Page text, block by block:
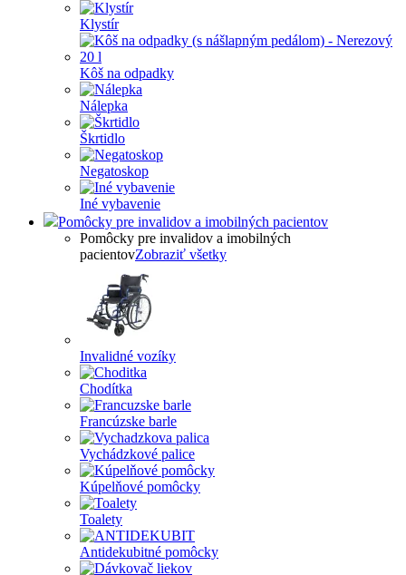
Klystír
Kôš na odpadky
Nálepka
Škrtidlo
Negatoskop
Iné vybavenie
Pomôcky pre invalidov a imobilných pacientov
Pomôcky pre invalidov a imobilných
pacientovZobraziť všetky
Invalidné vozíky
Chodítka
Francúzske barle
Vychádzkové palice
Kúpelňové pomôcky
Toalety
Antidekubitné pomôcky